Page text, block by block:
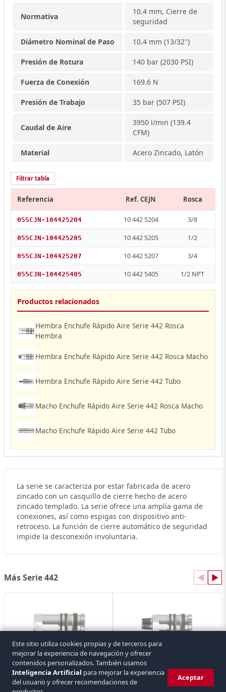
Normativa
10.4 mm, Cierre de
seguridad
Diámetro Nominal de Paso 10.4 mm (13/32")
Presión de Rotura 140 bar (2030 PSI)
Fuerza de Conexión 169.6 N
Presión de Trabajo 35 bar (507 PSI)
Caudal de Aire
3950 l/min (139.4
CFM)
Material Acero Zincado, Latón
Filtrar tabla
Referencia Ref. CEJN Rosca
055CJN-104425204 10 442 5204 3/8
055CJN-104425205 10 442 5205 1/2
055CJN-104425207 10 442 5207 3/4
055CJN-104425405 10 442 5405 1/2 NPT
Productos relacionados
Hembra Enchufe Rápido Aire Serie 442 Rosca
Hembra
Hembra Enchufe Rápido Aire Serie 442 Rosca Macho
Hembra Enchufe Rápido Aire Serie 442 Tubo
Macho Enchufe Rápido Aire Serie 442 Rosca Macho
Macho Enchufe Rápido Aire Serie 442 Tubo
La serie se caracteriza por estar fabricada de acero
zincado con un casquillo de cierre hecho de acero
zincado templado. La serie ofrece una amplia gama de
conexiones, así como espigas con dispositivo anti-
retroceso. La función de cierre automático de seguridad
impide la desconexión involuntaria.
Más Serie 442 ◀ ▶
Hembra Enchufe Rápido Aire Serie 442 Rosca Hembra
CEJN 5 referencias CEJN 5 referencias
Este sitio utiliza cookies propias y de terceros para
mejorar la experiencia de navegación y ofrecer
contenidos personalizados. También usamos
Inteligencia Artificial para mejorar la experiencia
del usuario y ofrecer recomendaciones de
Aceptar